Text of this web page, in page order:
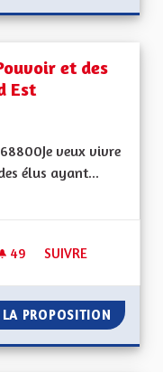
et des
Est
veux vivre
élus ayant...
Autres
49 49 ABONNÉS
SUIVRE
PROPOSITION POUR